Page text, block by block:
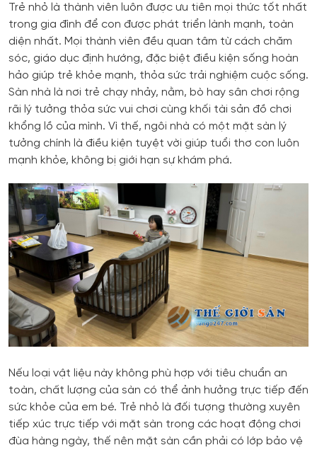
Trẻ nhỏ là thành viên luôn được ưu tiên mọi thức tốt nhất
trong gia đình để con được phát triển lành mạnh, toàn
diện nhất. Mọi thành viên đều quan tâm từ cách chăm
sóc, giáo dục định hướng, đặc biệt điều kiện sống hoàn
hảo giúp trẻ khỏe mạnh, thỏa sức trải nghiệm cuộc sống.
Sàn nhà là nơi trẻ chạy nhảy, nằm, bò hay sân chơi rộng
rãi lý tưởng thỏa sức vui chơi cùng khối tài sản đồ chơi
khổng lồ của mình. Vì thế, ngôi nhà có một mặt sàn lý
tưởng chính là điều kiện tuyệt vời giúp tuổi thơ con luôn
mạnh khỏe, không bị giới hạn sự khám phá.
Nếu loại vật liệu này không phù hợp với tiêu chuẩn an
toàn, chất lượng của sàn có thể ảnh hưởng trực tiếp đến
sức khỏe của em bé. Trẻ nhỏ là đối tượng thường xuyên
tiếp xúc trực tiếp với mặt sàn trong các hoạt động chơi
đùa hàng ngày, thế nên mặt sàn cần phải có lớp bảo vệ